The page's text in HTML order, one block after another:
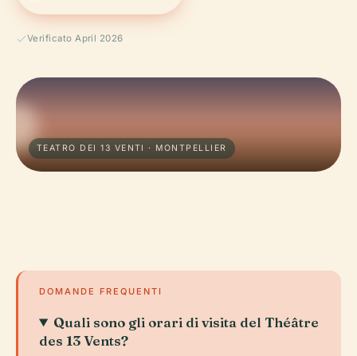
Verificato April 2026
TEATRO DEI 13 VENTI · MONTPELLIER
DOMANDE FREQUENTI
Quali sono gli orari di visita del Théâtre
des 13 Vents?